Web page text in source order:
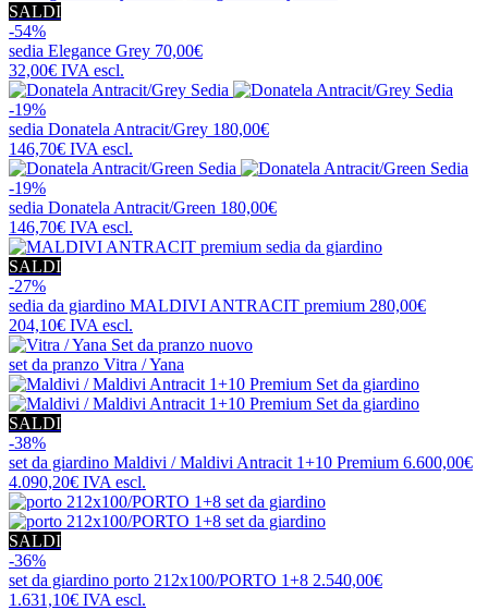
SALDI
-54%
sedia Elegance Grey 70,00€
32,00€ IVA escl.
-19%
sedia Donatela Antracit/Grey 180,00€
146,70€ IVA escl.
-19%
sedia Donatela Antracit/Green 180,00€
146,70€ IVA escl.
SALDI
-27%
sedia da giardino MALDIVI ANTRACIT premium 280,00€
204,10€ IVA escl.
nuovo
set da pranzo Vitra / Yana
SALDI
-38%
set da giardino Maldivi / Maldivi Antracit 1+10 Premium 6.600,00€
4.090,20€ IVA escl.
SALDI
-36%
set da giardino porto 212x100/PORTO 1+8 2.540,00€
1.631,10€ IVA escl.